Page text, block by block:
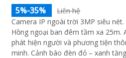
5%-35%
Liên hệ
Camera IP ngoài trời 3MP siêu nét.
Hồng ngoại ban đêm tầm xa 25m.
phát hiện người và phương tiện
minh. Cảnh báo đèn đỏ – xanh tăng